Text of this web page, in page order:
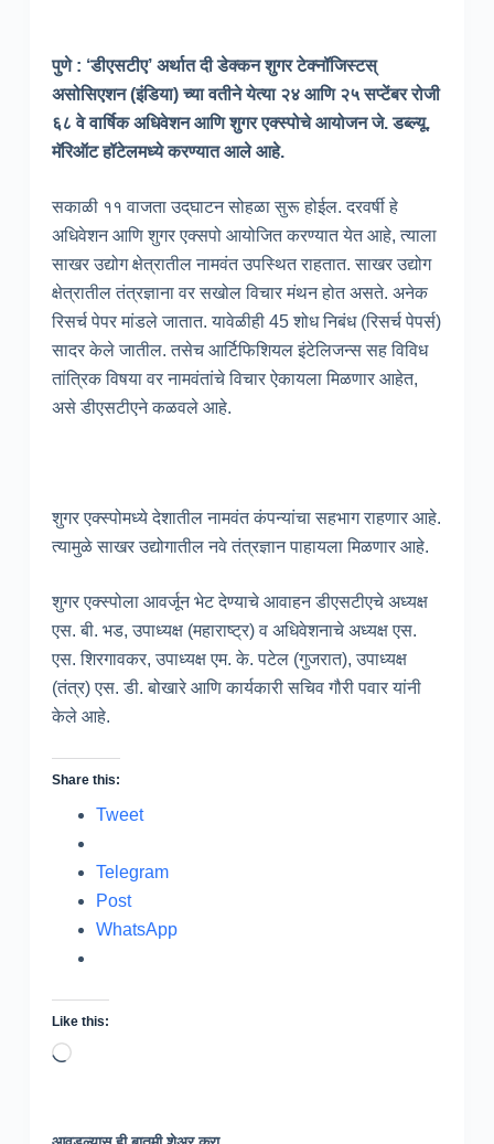
पुणे : ‘डीएसटीए’ अर्थात दी डेक्कन शुगर टेक्नॉजिस्टस्‌
असोसिएशन (इंडिया) च्या वतीने येत्या २४ आणि २५ सप्टेंबर रोजी
६८ वे वार्षिक अधिवेशन आणि शुगर एक्स्पोचे आयोजन जे. डब्ल्यू.
मॅरिऑट हॉटेलमध्ये करण्यात आले आहे.
सकाळी ११ वाजता उद्‌घाटन सोहळा सुरू होईल. दरवर्षी हे
अधिवेशन आणि शुगर एक्सपो आयोजित करण्यात येत आहे, त्याला
साखर उद्योग क्षेत्रातील नामवंत उपस्थित राहतात. साखर उद्योग
क्षेत्रातील तंत्रज्ञाना वर सखोल विचार मंथन होत असते. अनेक
रिसर्च पेपर मांडले जातात. यावेळीही 45 शोध निबंध (रिसर्च पेपर्स)
सादर केले जातील. तसेच आर्टिफिशियल इंटेलिजन्स सह विविध
तांत्रिक विषया वर नामवंतांचे विचार ऐकायला मिळणार आहेत,
असे डीएसटीएने कळवले आहे.
शुगर एक्स्पोमध्ये देशातील नामवंत कंपन्यांचा सहभाग राहणार आहे.
त्यामुळे साखर उद्योगातील नवे तंत्रज्ञान पाहायला मिळणार आहे.
शुगर एक्स्पोला आवर्जून भेट देण्याचे आवाहन डीएसटीएचे अध्यक्ष
एस. बी. भड, उपाध्यक्ष (महाराष्ट्र) व अधिवेशनाचे अध्यक्ष एस.
एस. शिरगावकर, उपाध्यक्ष एम. के. पटेल (गुजरात), उपाध्यक्ष
(तंत्र) एस. डी. बोखारे आणि कार्यकारी सचिव गौरी पवार यांनी
केले आहे.
Share this:
Tweet
Telegram
Post
WhatsApp
Like this:
Loading…